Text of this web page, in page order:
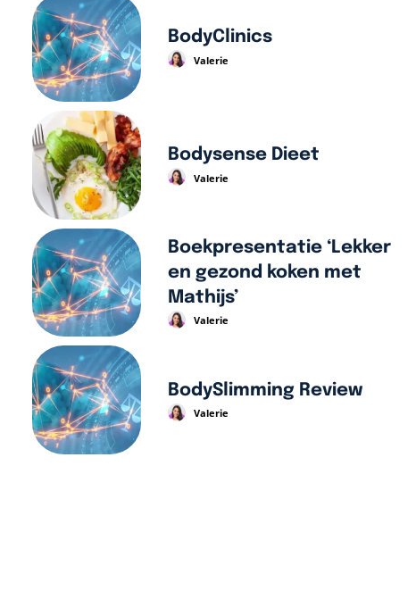
BodyClinics
Valerie
Bodysense Dieet
Valerie
Boekpresentatie ‘Lekker
en gezond koken met
Mathijs’
Valerie
BodySlimming Review
Valerie